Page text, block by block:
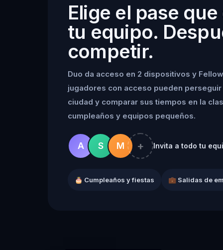
Elige el pase
tu equipo.
competir.
Duo da acceso en 2 dispositivos y
jugadores con acceso pueden
ciudad y comparar sus tiempos en la
cumpleaños y equipos pequeños.
A S M + Invita a todo tu
🎂 Cumpleaños y fiestas 💼 Salidas de